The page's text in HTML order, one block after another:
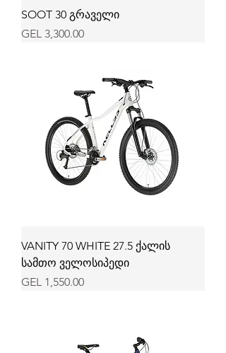
SOOT 30 გრაველი
Price
GEL 3,300.00
VANITY 70 WHITE 27.5 ქალის
სამთო ველოსიპედი
Price
GEL 1,550.00